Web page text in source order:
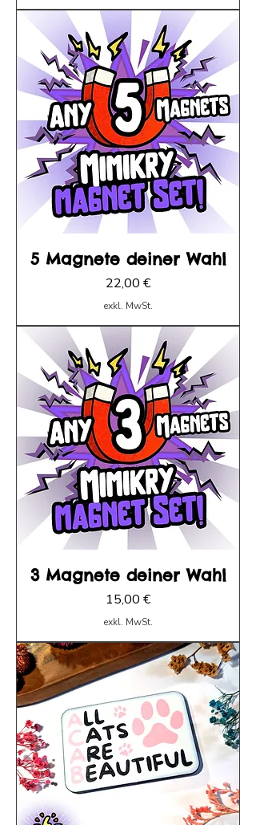
5 Magnete deiner Wahl
Preis
22,00 €
exkl. MwSt.
3 Magnete deiner Wahl
Preis
15,00 €
exkl. MwSt.